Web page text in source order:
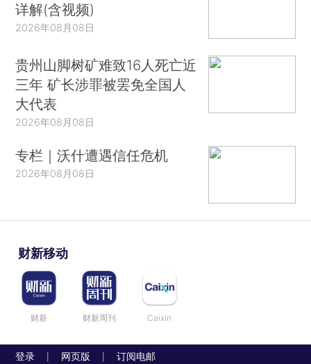
详解(含视频)
2026年08月08日
贵州山脚树矿难致16人死亡近
三年 矿长涉罪被罢免全国人
大代表
2026年08月08日
专栏｜沃什遭遇信任危机
2026年08月08日
财新移动
财新 财新周刊 Caixin
登录 网页版 订阅电邮